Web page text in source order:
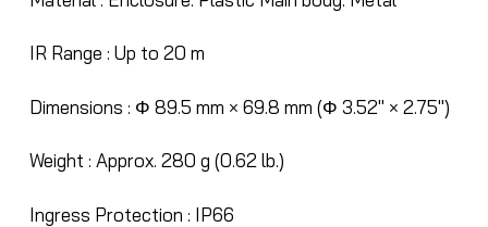
IR Range : Up to 20 m
Dimensions : Φ 89.5 mm × 69.8 mm (Φ 3.52″ × 2.75″)
Weight : Approx. 280 g (0.62 lb.)
Ingress Protection : IP66